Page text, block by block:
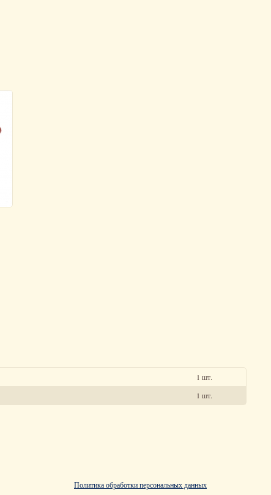
1 шт.
1 шт.
Политика обработки персональных данных